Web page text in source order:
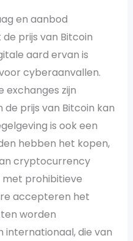
en aanbod
prijs van Bitcoin
aard ervan is
cyberaanvallen.
exchanges zijn
prijs van Bitcoin kan
is ook een
hebben het kopen,
cryptocurrency
prohibitieve
accepteren het
worden
internationaal, die van